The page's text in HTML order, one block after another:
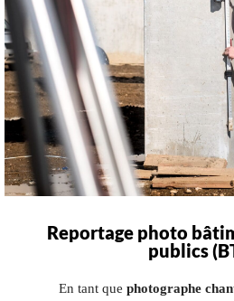
Reportage photo
publics
En tant que photographe